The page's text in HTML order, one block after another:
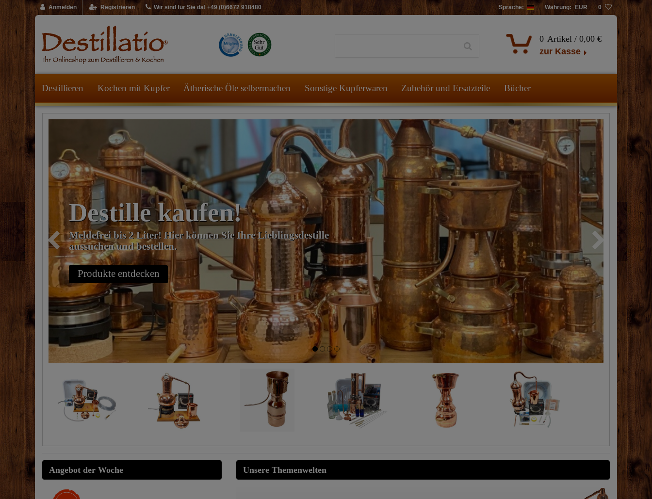
Anmelden Registrieren Wir sind für Sie da! +49 (0)6672 918480 Sprache: Währung: EUR 0
0 Artikel / 0,00 €
zur Kasse
Destillieren Kochen mit Kupfer Ätherische Öle selbermachen Sonstige Kupferwaren Zubehör und Ersatzteile Bücher
Ätherische Öle &
Hydrolate selber
machen?
Destillen und Zubehör zur Herstellung von ätherischen Ölen
und Hydrolaten für Privat und Gewerbe.
Destillen ansehen
Zurück Nächste
Angebot der Woche
-25%
Unsere Themenwelten